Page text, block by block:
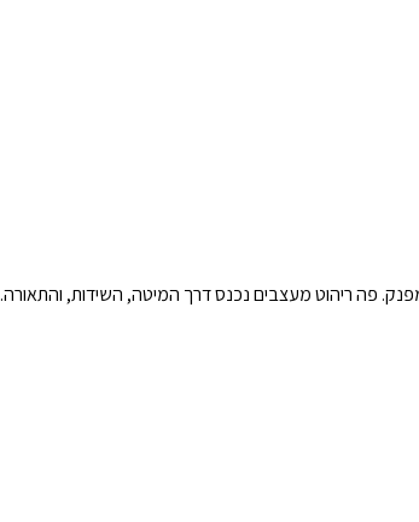
פה ריהוט מעצבים נכנס דרך המיטה, השידות, והתאורה.